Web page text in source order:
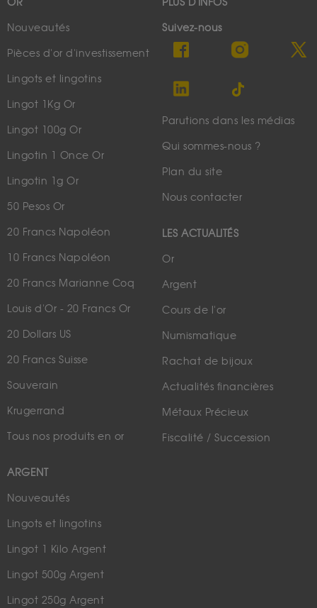
OR
Nouveautés
Pièces d'or d'investissement
Lingots et lingotins
Lingot 1Kg Or
Lingot 100g Or
Lingotin 1 Once Or
Lingotin 1g Or
50 Pesos Or
20 Francs Napoléon
10 Francs Napoléon
20 Francs Marianne Coq
Louis d'Or - 20 Francs Or
20 Dollars US
20 Francs Suisse
Souverain
Krugerrand
Tous nos produits en or
ARGENT
Nouveautés
Lingots et lingotins
Lingot 1 Kilo Argent
Lingot 500g Argent
Lingot 250g Argent
PLUS D'INFOS
Suivez-nous
Parutions dans les médias
Qui sommes-nous ?
Plan du site
Nous contacter
LES ACTUALITÉS
Or
Argent
Cours de l'or
Numismatique
Rachat de bijoux
Actualités financières
Métaux Précieux
Fiscalité / Succession